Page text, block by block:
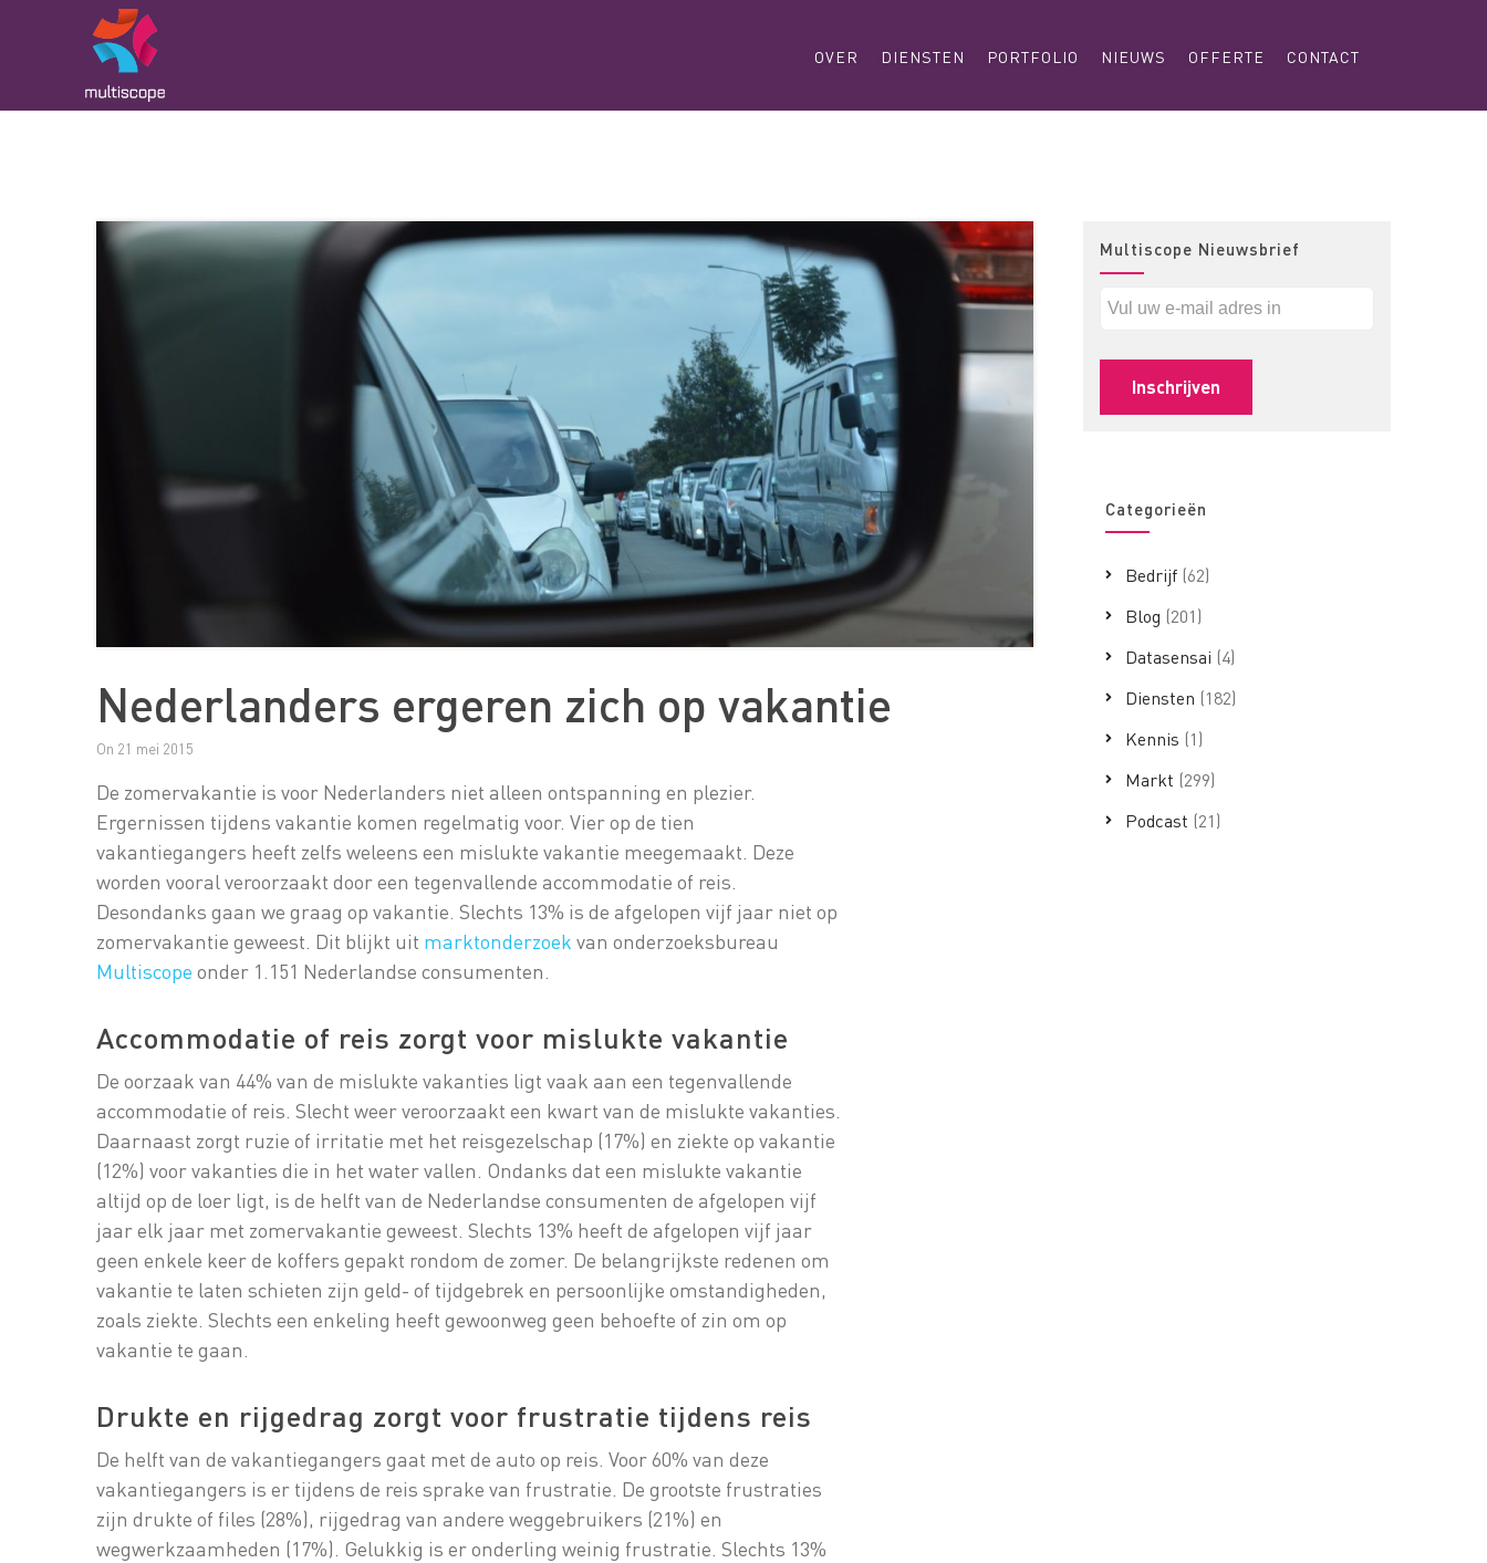
OVER DIENSTEN PORTFOLIO NIEUWS OFFERTE CONTACT
Nederlanders ergeren zich op vakantie
On 21 mei 2015
De zomervakantie is voor Nederlanders niet alleen ontspanning en plezier.
Ergernissen tijdens vakantie komen regelmatig voor. Vier op de tien
vakantiegangers heeft zelfs weleens een mislukte vakantie meegemaakt. Deze
worden vooral veroorzaakt door een tegenvallende accommodatie of reis.
Desondanks gaan we graag op vakantie. Slechts 13% is de afgelopen vijf jaar niet op
zomervakantie geweest. Dit blijkt uit marktonderzoek van onderzoeksbureau
Multiscope onder 1.151 Nederlandse consumenten.
Accommodatie of reis zorgt voor mislukte vakantie
De oorzaak van 44% van de mislukte vakanties ligt vaak aan een tegenvallende
accommodatie of reis. Slecht weer veroorzaakt een kwart van de mislukte vakanties.
Daarnaast zorgt ruzie of irritatie met het reisgezelschap (17%) en ziekte op vakantie
(12%) voor vakanties die in het water vallen. Ondanks dat een mislukte vakantie
altijd op de loer ligt, is de helft van de Nederlandse consumenten de afgelopen vijf
jaar elk jaar met zomervakantie geweest. Slechts 13% heeft de afgelopen vijf jaar
geen enkele keer de koffers gepakt rondom de zomer. De belangrijkste redenen om
vakantie te laten schieten zijn geld- of tijdgebrek en persoonlijke omstandigheden,
zoals ziekte. Slechts een enkeling heeft gewoonweg geen behoefte of zin om op
vakantie te gaan.
Drukte en rijgedrag zorgt voor frustratie tijdens reis
De helft van de vakantiegangers gaat met de auto op reis. Voor 60% van deze
vakantiegangers is er tijdens de reis sprake van frustratie. De grootste frustraties
zijn drukte of files (28%), rijgedrag van andere weggebruikers (21%) en
wegwerkzaamheden (17%). Gelukkig is er onderling weinig frustratie. Slechts 13%
Multiscope Nieuwsbrief
Categorieën
Bedrijf (62)
Blog (201)
Datasensai (4)
Diensten (182)
Kennis (1)
Markt (299)
Podcast (21)